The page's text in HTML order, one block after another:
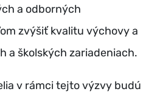
a odborných
zvýšiť kvalitu výchovy a
a školských zariadeniach.
v rámci tejto výzvy budú